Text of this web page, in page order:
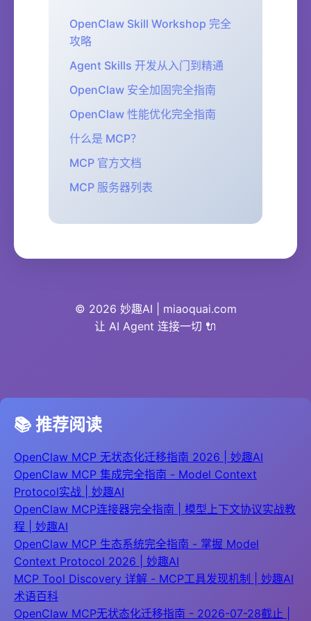
OpenClaw Skill Workshop 完全
攻略
Agent Skills 开发从入门到精通
OpenClaw 安全加固完全指南
OpenClaw 性能优化完全指南
什么是 MCP？
MCP 官方文档
MCP 服务器列表
© 2026 妙趣AI | miaoquai.com
让 AI Agent 连接一切 🔌
📚 推荐阅读
OpenClaw MCP 无状态化迁移指南 2026 | 妙趣AI
OpenClaw MCP 集成完全指南 - Model Context
Protocol实战 | 妙趣AI
OpenClaw MCP连接器完全指南 | 模型上下文协议实战教
程 | 妙趣AI
OpenClaw MCP 生态系统完全指南 - 掌握 Model
Context Protocol 2026 | 妙趣AI
MCP Tool Discovery 详解 - MCP工具发现机制 | 妙趣AI
术语百科
OpenClaw MCP无状态化迁移指南 - 2026-07-28截止 |